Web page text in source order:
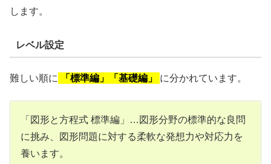
します。
レベル設定
難しい順に 「標準編」「基礎編」 に分かれています。
「図形と方程式 標準編」…図形分野の標準的な良問
に挑み、図形問題に対する柔軟な発想力や対応力を
養います。